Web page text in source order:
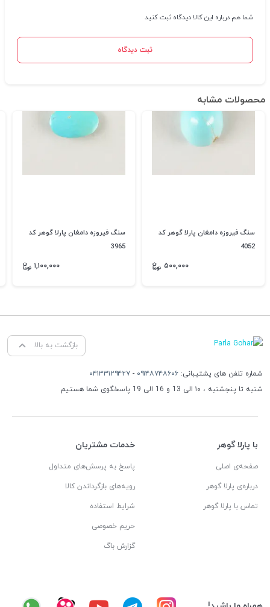
شما هم درباره این کالا دیدگاه ثبت کنید
ثبت دیدگاه
محصولات مشابه
سنگ فیروزه دامغان پارلا گوهر کد
4052
۵۰۰,۰۰۰
سنگ فیروزه دامغان پارلا گوهر کد
3965
۱,۱۰۰,۰۰۰
بازگشت به بالا
شماره تلفن های پشتیبانی: ۰۹۱۴۸۷۴۸۶۰۶ - ۰۴۱۳۳۱۲۹۴۲۷
شنبه تا پنجشنبه ، ۱۰ الی 13 و 16 الی 19 پاسخگوی شما هستیم
با پارلا گوهر
صفحه‌ی اصلی
درباره‌ی پارلا گوهر
تماس با پارلا گوهر
خدمات مشتریان
پاسخ به پرسش‌های متداول
رویه‌های بازگرداندن کالا
شرایط استفاده
حریم خصوصی
گزارش باگ